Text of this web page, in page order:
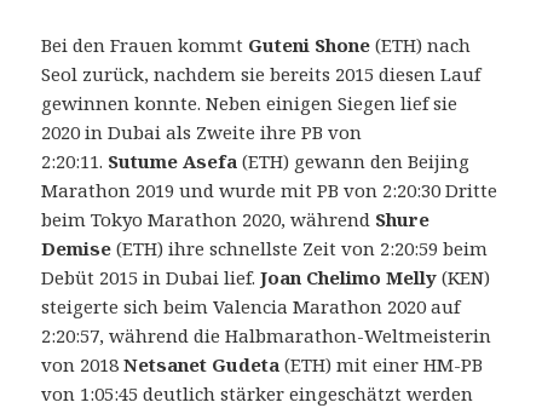
Bei den Frauen kommt Guteni Shone (ETH) nach
Seol zurück, nachdem sie bereits 2015 diesen Lauf
gewinnen konnte. Neben einigen Siegen lief sie
2020 in Dubai als Zweite ihre PB von
2:20:11. Sutume Asefa (ETH) gewann den Beijing
Marathon 2019 und wurde mit PB von 2:20:30 Dritte
beim Tokyo Marathon 2020, während Shure
Demise (ETH) ihre schnellste Zeit von 2:20:59 beim
Debüt 2015 in Dubai lief.Joan Chelimo Melly (KEN)
steigerte sich beim Valencia Marathon 2020 auf
2:20:57, während die Halbmarathon-Weltmeisterin
von 2018Netsanet Gudeta (ETH) mit einer HM-PB
von 1:05:45 deutlich stärker eingeschätzt werden